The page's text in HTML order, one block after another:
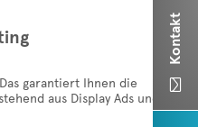
garantiert Ihnen die
aus Display Ads und

Kontakt